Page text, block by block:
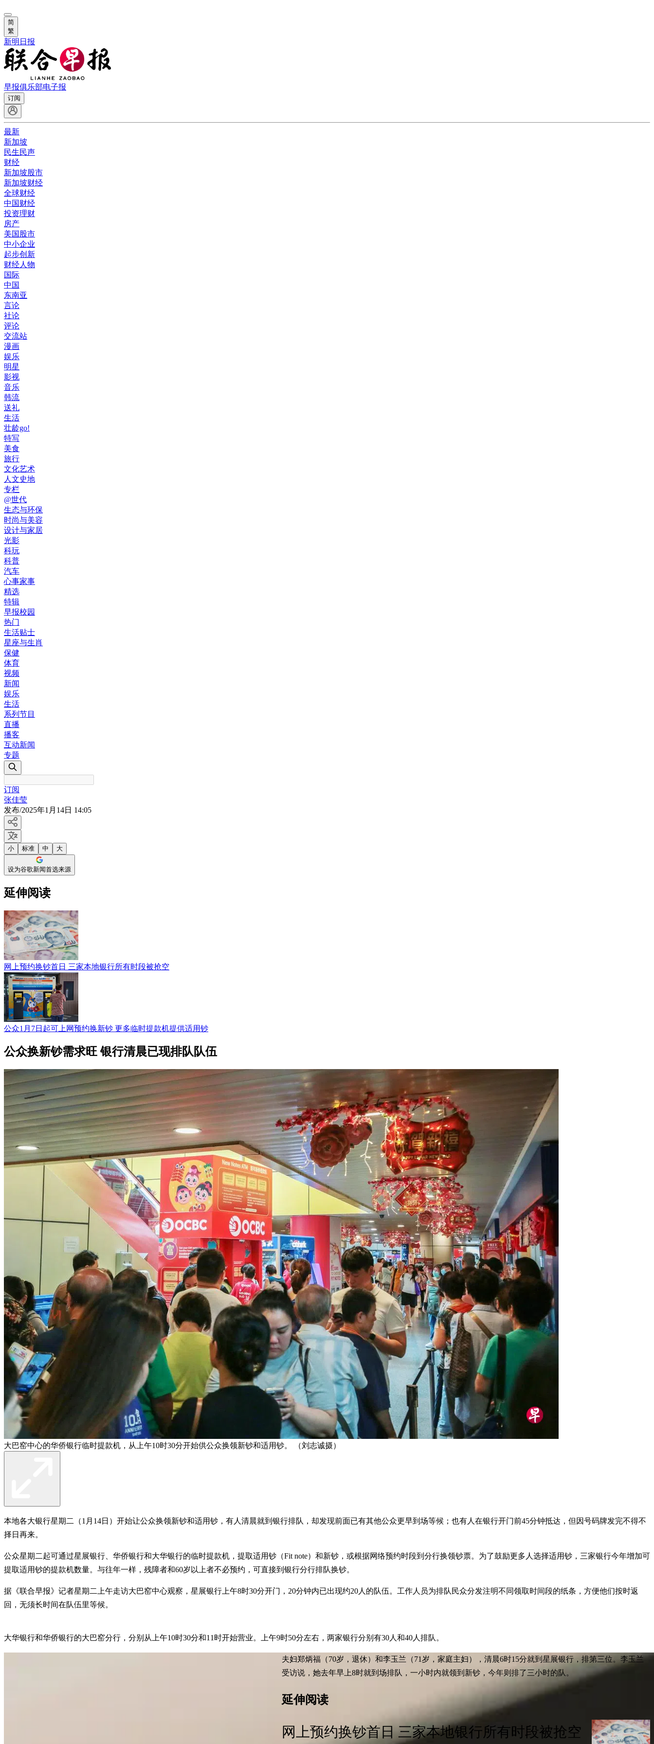
简
繁
新明日报
早报俱乐部电子报
订阅
最新
新加坡
民生民声
财经
新加坡股市
新加坡财经
全球财经
中国财经
投资理财
房产
美国股市
中小企业
起步创新
财经人物
国际
中国
东南亚
言论
社论
评论
交流站
漫画
娱乐
明星
影视
音乐
韩流
送礼
生活
壮龄go!
特写
美食
旅行
文化艺术
人文史地
专栏
@世代
生态与环保
时尚与美容
设计与家居
光影
科玩
科普
汽车
心事家事
精选
特辑
早报校园
热门
生活贴士
星座与生肖
保健
体育
视频
新闻
娱乐
生活
系列节目
直播
播客
互动新闻
专题
订阅
张佳莹
发布/2025年1月14日 14:05
小 标准 中 大
设为谷歌新闻首选来源
延伸阅读
网上预约换钞首日 三家本地银行所有时段被抢空
公众1月7日起可上网预约换新钞 更多临时提款机提供适用钞
公众换新钞需求旺 银行清晨已现排队队伍
大巴窑中心的华侨银行临时提款机，从上午10时30分开始供公众换领新钞和适用钞。 （刘志诚摄）
本地各大银行星期二（1月14日）开始让公众换领新钞和适用钞，有人清晨就到银行排队，却发现前面已有其他公众更早到场等候；也有人在银行开门前45分钟抵达，但因号码牌发完不得不
择日再来。
公众星期二起可通过星展银行、华侨银行和大华银行的临时提款机，提取适用钞（Fit note）和新钞，或根据网络预约时段到分行换领钞票。为了鼓励更多人选择适用钞，三家银行今年增加可
提取适用钞的提款机数量。与往年一样，残障者和60岁以上者不必预约，可直接到银行分行排队换钞。
据《联合早报》记者星期二上午走访大巴窑中心观察，星展银行上午8时30分开门，20分钟内已出现约20人的队伍。工作人员为排队民众分发注明不同领取时间段的纸条，方便他们按时返
回，无须长时间在队伍里等候。
大华银行和华侨银行的大巴窑分行，分别从上午10时30分和11时开始营业。上午9时50分左右，两家银行分别有30人和40人排队。
夫妇郑炳福（70岁，退休）和李玉兰（71岁，家庭主妇），清晨6时15分就到星展银行，排第三位。李玉兰
受访说，她去年早上8时就到场排队，一小时内就领到新钞，今年则排了三小时的队。
延伸阅读
网上预约换钞首日 三家本地银行所有时段被抢空